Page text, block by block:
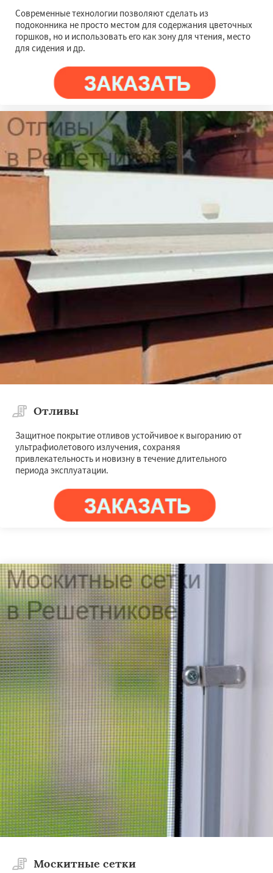
Современные технологии позволяют сделать из
подоконника не просто местом для содержания цветочных
горшков, но и использовать его как зону для чтения, место
для сидения и др.
Отливы
Защитное покрытие отливов устойчивое к выгоранию от
ультрафиолетового излучения, сохраняя
привлекательность и новизну в течение длительного
периода эксплуатации.
Москитные сетки